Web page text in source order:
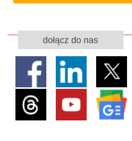
dołącz do nas